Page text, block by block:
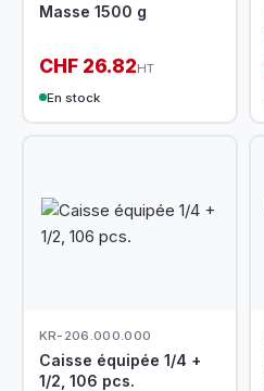
Masse 1500 g
CHF 26.82HT
En stock
KR-206.000.000
Caisse équipée 1/4 +
1/2, 106 pcs.